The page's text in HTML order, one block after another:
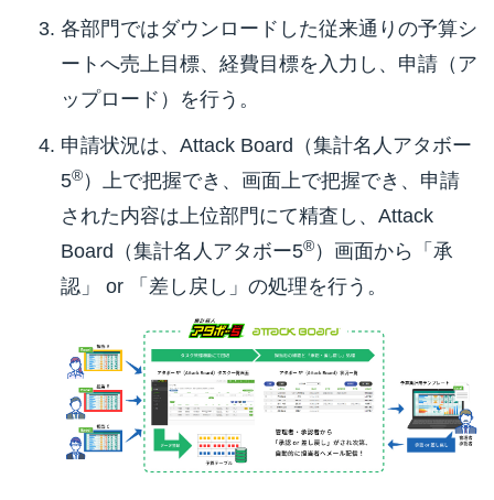
各部門ではダウンロードした従来通りの予算シ
ートへ売上目標、経費目標を入力し、申請（ア
ップロード）を行う。
申請状況は、Attack Board（集計名人アタボー
5® ）上で把握でき、画面上で把握でき、申請
された内容は上位部門にて精査し、Attack
Board（集計名人アタボー5® ）画面から「承
認」 or 「差し戻し」の処理を行う。